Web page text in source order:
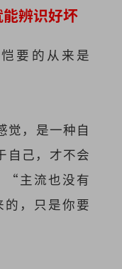
辨识好坏
要的从来是
觉，是一种自
己，才不会
“主流也没有
，只是你要